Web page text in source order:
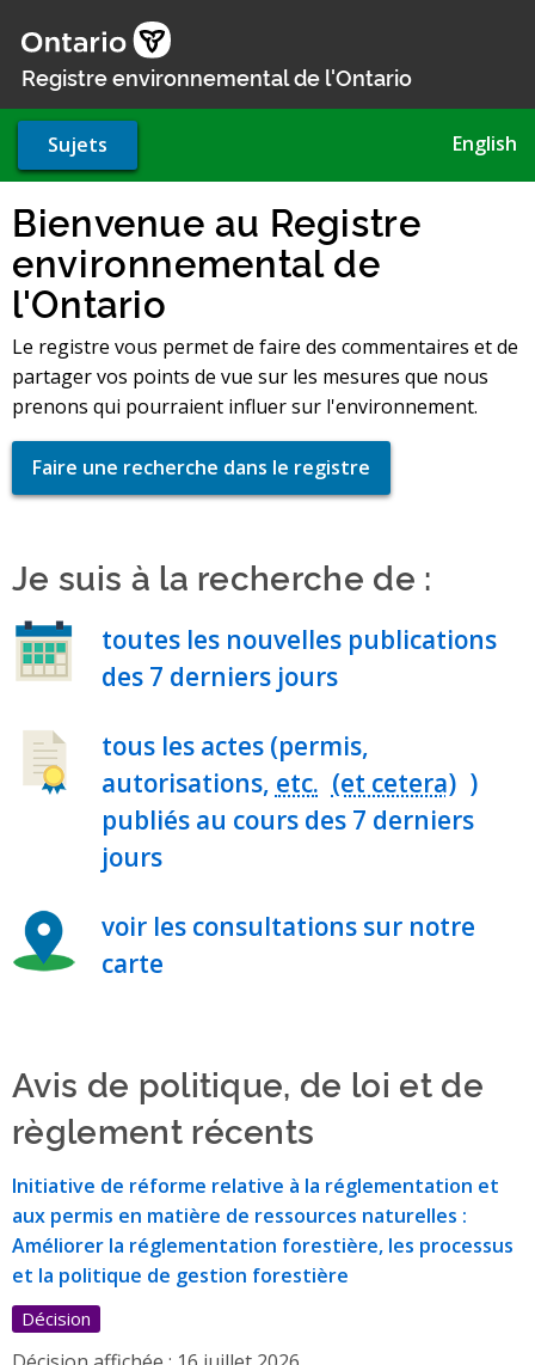
au
contenu
Registre environnemental de l'Ontario
Sujets English
Bienvenue au Registre
environnemental de
l'Ontario
Le registre vous permet de faire des commentaires et de
partager vos points de vue sur les mesures que nous
prenons qui pourraient influer sur l'environnement.
Faire une recherche dans le registre
Je suis à la recherche de :
toutes les nouvelles publications
des 7 derniers jours
tous les actes (permis,
autorisations, etc.
)
publiés au cours des 7 derniers
jours
voir les consultations sur notre
carte
Avis de politique, de loi et de
règlement récents
Initiative de réforme relative à la réglementation et
aux permis en matière de ressources naturelles :
Améliorer la réglementation forestière, les processus
et la politique de gestion forestière
Décision